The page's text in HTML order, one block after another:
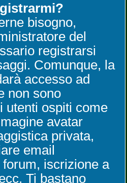
bisogno,
del
registrarsi
Comunque, la
accesso ad
non sono
utenti ospiti come
avatar
privata,
email
iscrizione a
Ti bastano